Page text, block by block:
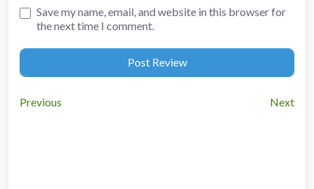
Save my name, email, and website in this browser for
the next time I comment.
Previous Next